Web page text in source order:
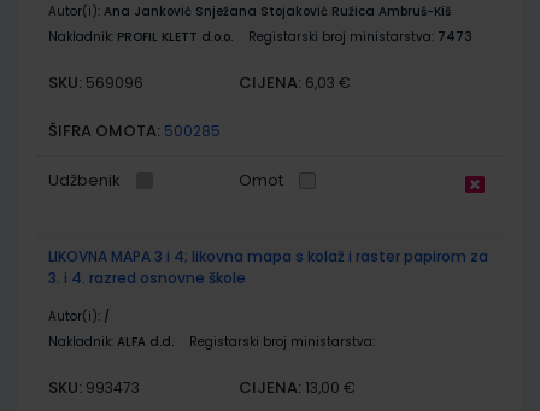
Autor(i): Ana Janković Snježana Stojaković Ružica Ambruš-Kiš
Nakladnik: PROFIL KLETT d.o.o. Registarski broj ministarstva: 7473
SKU: 569096 CIJENA: 6,03 €
ŠIFRA OMOTA: 500285
Udžbenik Omot
LIKOVNA MAPA 3 i 4; likovna mapa s kolaž i raster papirom za
3. i 4. razred osnovne škole
Autor(i): /
Nakladnik: ALFA d.d. Registarski broj ministarstva:
SKU: 993473 CIJENA: 13,00 €